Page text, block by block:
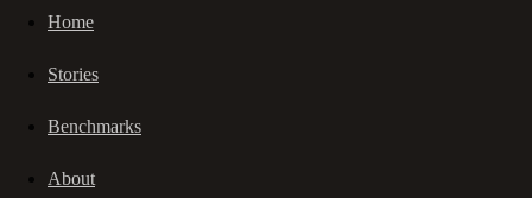
Home
Stories
Benchmarks
About